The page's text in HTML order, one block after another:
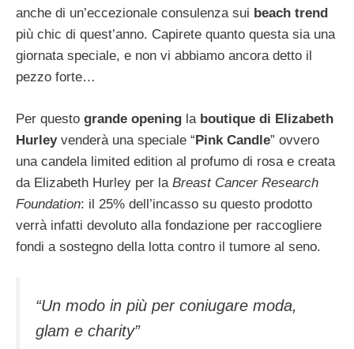
anche di un’eccezionale consulenza sui beach trend
più chic di quest’anno. Capirete quanto questa sia una
giornata speciale, e non vi abbiamo ancora detto il
pezzo forte…
Per questo grande opening la boutique di Elizabeth
Hurley venderà una speciale “Pink Candle” ovvero
una candela limited edition al profumo di rosa e creata
da Elizabeth Hurley per la Breast Cancer Research
Foundation: il 25% dell’incasso su questo prodotto
verrà infatti devoluto alla fondazione per raccogliere
fondi a sostegno della lotta contro il tumore al seno.
“Un modo in più per coniugare moda,
glam e charity”